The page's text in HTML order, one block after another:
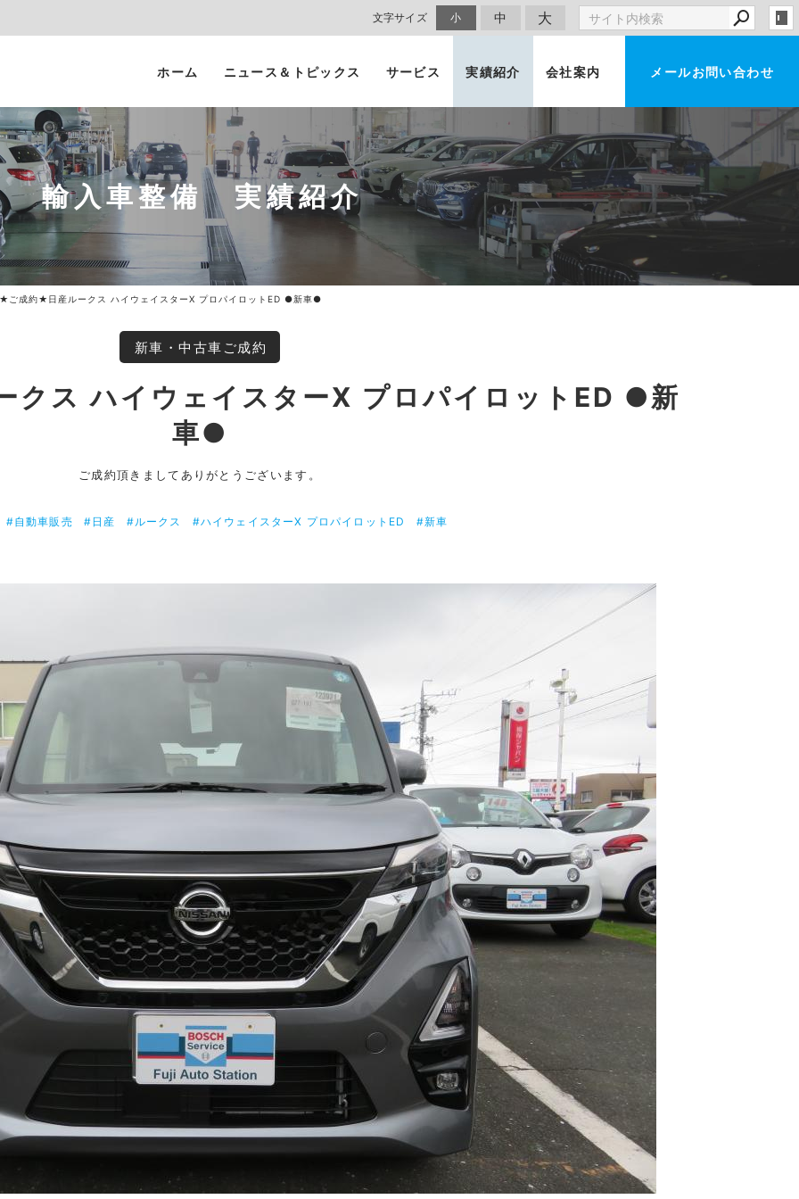
文字サイズ 小 中 大
ホーム ニュース＆トピックス サービス 実績紹介 会社案内 メールお問い合わせ
輸入車整備 実績紹介
ご成約★日産ルークス ハイウェイスターX プロパイロットED ●新車●
新車・中古車ご成約
ス ハイウェイスターX プロパイロットED ●新
車●
ご成約頂きましてありがとうございます。
#自動車販売 #日産 #ルークス #ハイウェイスターX プロパイロットED #新車